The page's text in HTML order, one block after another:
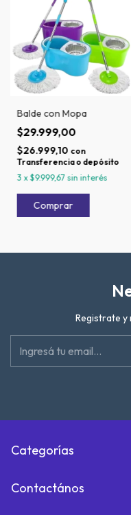
Balde con Mopa
$29.999,00
$26.999,10 con
Transferencia o depósito
3 x$9.999,67 sin interés
Registrate
Categorías
Contactános